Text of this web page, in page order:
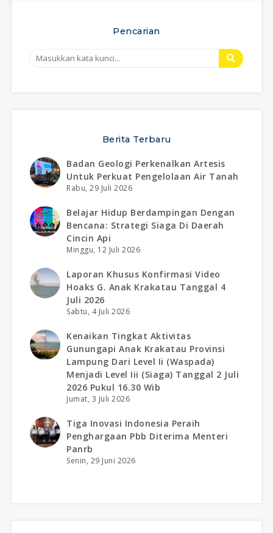
Pencarian
Berita Terbaru
Badan Geologi Perkenalkan Artesis
Untuk Perkuat Pengelolaan Air Tanah
Rabu, 29 Juli 2026
Belajar Hidup Berdampingan Dengan
Bencana: Strategi Siaga Di Daerah
Cincin Api
Minggu, 12 Juli 2026
Laporan Khusus Konfirmasi Video
Hoaks G. Anak Krakatau Tanggal 4
Juli 2026
Sabtu, 4 Juli 2026
Kenaikan Tingkat Aktivitas
Gunungapi Anak Krakatau Provinsi
Lampung Dari Level Ii (waspada)
Menjadi Level Iii (siaga) Tanggal 2 Juli
2026 Pukul 16.30 Wib
Jumat, 3 Juli 2026
Tiga Inovasi Indonesia Peraih
Penghargaan Pbb Diterima Menteri
Panrb
Senin, 29 Juni 2026